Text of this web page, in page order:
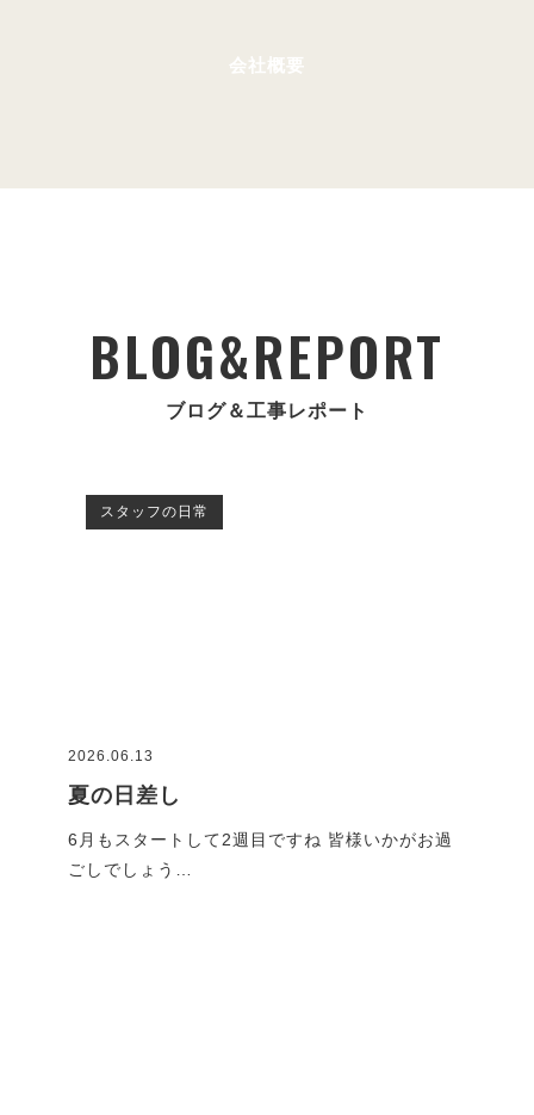
会社概要
BLOG&REPORT
ブログ＆工事レポート
スタッフの日常
2026.06.13
夏の日差し
6月もスタートして2週目ですね 皆様いかがお過
ごしでしょう…